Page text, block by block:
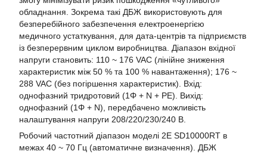
обладнання. Зокрема такі ДБЖ використовують для
безперебійного забезпечення електроенергією
медичного устаткування, для дата-центрів та підприємств
із безперервним циклом виробництва. Діапазон вхідної
напруги становить: 110 ~ 176 VAC (лінійне зниження
характеристик між 50 % та 100 % навантаження); 176 ~
288 VAC (без погіршення характеристик). Вхід:
однофазний тридротовий (1Φ + N + PE). Вихід:
однофазний (1Φ + N), передбачено можливість
налаштування напруги 208/220/230/240 В.
Робочий частотний діапазон моделі 2E SD10000RT в
межах 40 ~ 70 Гц (автоматичне визначення). ДБЖ